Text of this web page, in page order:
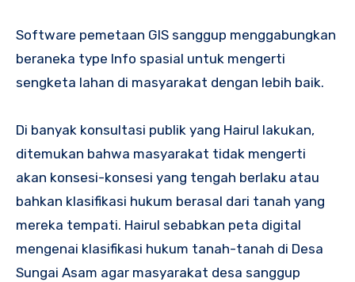
Software pemetaan GIS sanggup menggabungkan
beraneka type Info spasial untuk mengerti
sengketa lahan di masyarakat dengan lebih baik.
Di banyak konsultasi publik yang Hairul lakukan,
ditemukan bahwa masyarakat tidak mengerti
akan konsesi-konsesi yang tengah berlaku atau
bahkan klasifikasi hukum berasal dari tanah yang
mereka tempati. Hairul sebabkan peta digital
mengenai klasifikasi hukum tanah-tanah di Desa
Sungai Asam agar masyarakat desa sanggup